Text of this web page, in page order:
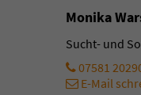
Monika
Sucht- und
07581
E-Mail